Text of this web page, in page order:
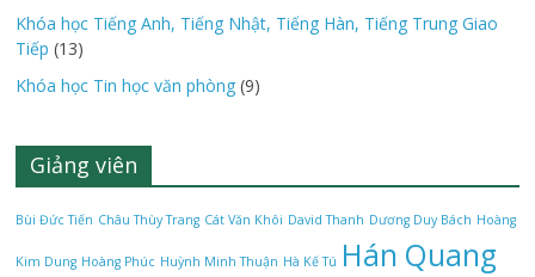
Khóa học Tiếng Anh, Tiếng Nhật, Tiếng Hàn, Tiếng Trung Giao
Tiếp (13)
Khóa học Tin học văn phòng (9)
Giảng viên
Bùi Đức Tiến Châu Thùy Trang Cát Văn Khôi David Thanh Dương Duy Bách Hoàng
Kim Dung Hoàng Phúc Huỳnh Minh Thuận Hà Kế Tú Hán Quang